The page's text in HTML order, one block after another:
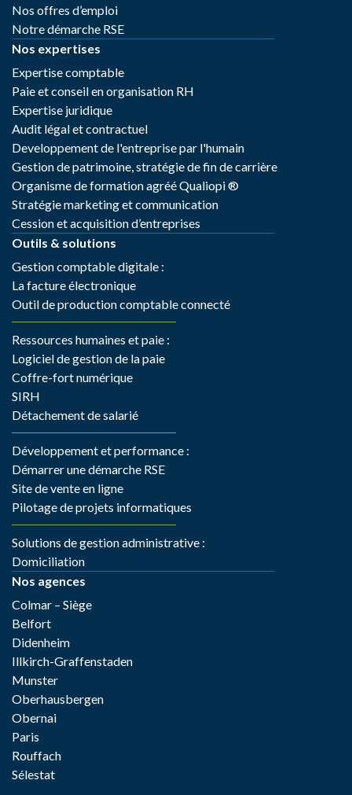
Nos offres d’emploi
Notre démarche RSE
Nos expertises
Expertise comptable
Paie et conseil en organisation RH
Expertise juridique
Audit légal et contractuel
Developpement de l'entreprise par l'humain
Gestion de patrimoine, stratégie de fin de carrière
Organisme de formation agréé Qualiopi ®
Stratégie marketing et communication
Cession et acquisition d’entreprises
Outils & solutions
Gestion comptable digitale :
La facture électronique
Outil de production comptable connecté
Ressources humaines et paie :
Logiciel de gestion de la paie
Coffre-fort numérique
SIRH
Détachement de salarié
Développement et performance :
Démarrer une démarche RSE
Site de vente en ligne
Pilotage de projets informatiques
Solutions de gestion administrative :
Domiciliation
Nos agences
Colmar – Siège
Belfort
Didenheim
Illkirch-Graffenstaden
Munster
Oberhausbergen
Obernai
Paris
Rouffach
Sélestat